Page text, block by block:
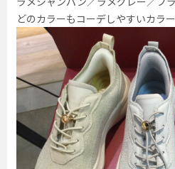
どのカラーもコーデしやすいカラ